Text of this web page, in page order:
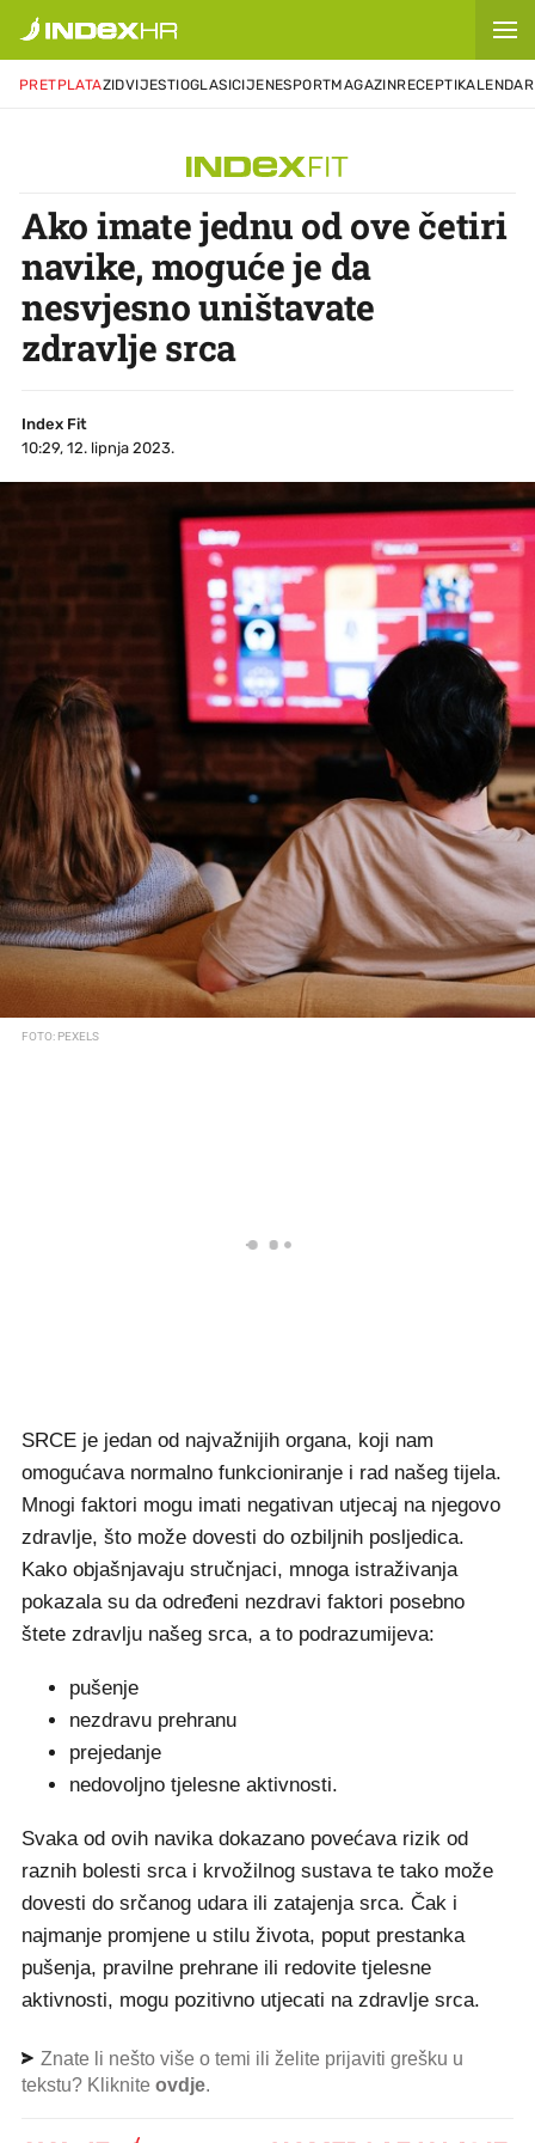
PRETPLATAZIDVIJESTIOGLASICIJENESPORTMAGAZINRECEPTIKALENDAR
Ako imate jednu od ove četiri
navike, moguće je da
nesvjesno uništavate
zdravlje srca
Index Fit
10:29, 12. lipnja 2023.
FOTO: PEXELS
SRCE je jedan od najvažnijih organa, koji nam
omogućava normalno funkcioniranje i rad našeg tijela.
Mnogi faktori mogu imati negativan utjecaj na njegovo
zdravlje, što može dovesti do ozbiljnih posljedica.
Kako objašnjavaju stručnjaci, mnoga istraživanja
pokazala su da određeni nezdravi faktori posebno
štete zdravlju našeg srca, a to podrazumijeva:
pušenje
nezdravu prehranu
prejedanje
nedovoljno tjelesne aktivnosti.
Svaka od ovih navika dokazano povećava rizik od
raznih bolesti srca i krvožilnog sustava te tako može
dovesti do srčanog udara ili zatajenja srca. Čak i
najmanje promjene u stilu života, poput prestanka
pušenja, pravilne prehrane ili redovite tjelesne
aktivnosti, mogu pozitivno utjecati na zdravlje srca.
Znate li nešto više o temi ili želite prijaviti grešku u
tekstu? Kliknite ovdje.